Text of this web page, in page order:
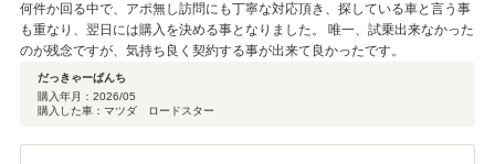
何件か回る中で、アポ無し訪問にも丁寧な対応頂き、探している車と言う事
も重なり、翌日には購入を決める事となりました。 唯一、試乗出来なかった
のが残念ですが、気持ち良く契約する事が出来て良かったです。
だっきゃーぱんち
購入年月： 2026/05
購入した車：マツダ ロードスター